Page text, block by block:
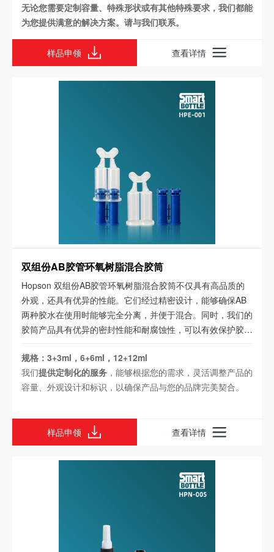
无论您需要定制容量、特殊形状或有其他特殊要求，我们都能
为您提供满意的解决方案。请与我们联系。
样品申领 查看详情
双组份AB胶管环氧树脂混合胶筒
Hopson 双组份AB胶管环氧树脂混合胶筒不仅具有高品质的
外观，还具有优异的性能。它们经过精密设计，能够确保AB
两种胶水在使用时能够完全分离，并便于混合。同时，我们的
胶筒产品具有优异的密封性能和耐腐蚀性，可以有效保护胶水
规格：3+3ml，6+6ml，12+12ml
我们提供定制化的服务 ，能够根据您的需求，灵活调整产品的
容量、外观设计和标识，以确保产品与您的品牌完美契合。
样品申领 查看详情